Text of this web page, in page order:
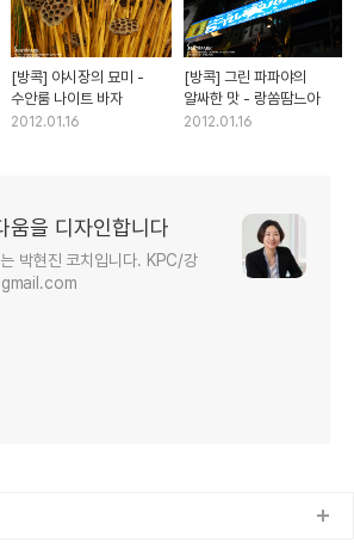
[방콕] 야시장의 묘미 -
수안룸 나이트 바자
2012.01.16
[방콕] 그린 파파야의
알싸한 맛 - 랑쏨땀느아
2012.01.16
움을 디자인합니다
박현진 코치입니다. KPC/강